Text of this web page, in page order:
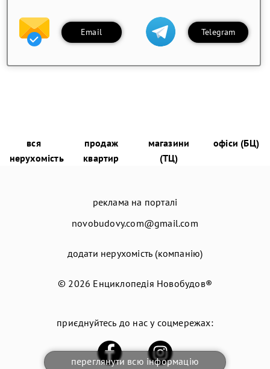
переглянути всю інформацію
Email Telegram
вся
нерухомість
продаж
квартир
магазини
(ТЦ)
офіси (БЦ)
реклама на порталі
novobudovy.com@gmail.com
додати нерухомість (компанію)
© 2026 Енциклопедія Новобудов®
приєднуйтесь до нас у соцмережах: